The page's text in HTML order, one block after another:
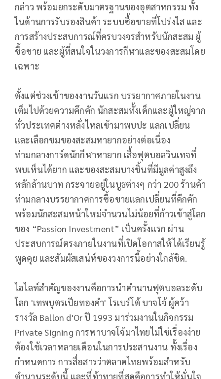
กล่าว พร้อมยกระดับมาตรฐานของอุตสาหกรรม ทั้ง
ในด้านการรับรองสินค้า ระบบซื้อขายที่โปร่งใส และ
การสร้างประสบการณ์ที่ครบวงจรสำหรับนักสะสม ผู้
ซื้อขาย และผู้ที่สนใจในวงการกีฬาและของสะสมโดย
เฉพาะ
ตั้งแต่ช่วงเช้าของงานวันแรก บรรยากาศภายในงาน
เต็มไปด้วยความคึกคัก นักสะสมทั้งเด็กและผู้ใหญ่จาก
ทั่วประเทศต่างหลั่งไหลเข้ามาพบปะ แลกเปลี่ยน
และเลือกชมของสะสมหายากอย่างต่อเนื่อง
ท่ามกลางการ์ดนักกีฬาหายาก เสื้อฟุตบอลวินเทจที่
พบเห็นได้ยาก และของสะสมบางชิ้นที่มีมูลค่าสูงถึง
หลักล้านบาท กระจายอยู่ในบูธต่างๆ กว่า 200 ร้านค้า
ท่ามกลางบรรยากาศการซื้อขายแลกเปลี่ยนที่คึกคัก
พร้อมนักสะสมหน้าใหม่จำนวนไม่น้อยที่ก้าวเข้าสู่โลก
ของ “Passion Investment” เป็นครั้งแรก ผ่าน
ประสบการณ์ตรงภายในงานที่เปิดโอกาสให้ได้เรียนรู้
พูดคุย และสัมผัสเสน่ห์ของวงการนี้อย่างใกล้ชิด.
ไฮไลท์สำคัญของงานคือการนำตำนานฟุตบอลระดับ
โลก 'เทพบุตรเปียทองคำ' โรเบร์โต้ บาจโจ้ ผู้คว้า
รางวัล Ballon d'Or ปี 1993 มาร่วมงานในกิจกรรม
Private Signing การพาบาจโจ้มาไทยไม่ใช่เรื่องง่าย
ต้องใช้เวลาหลายเดือนในการประสานงาน ทั้งเรื่อง
กำหนดการ การสื่อสารว่าตลาดไทยพร้อมสำหรับ
ตำนานระดับนี้ และที่ท้าทายที่สุดคือการทำให้มั่นใจ